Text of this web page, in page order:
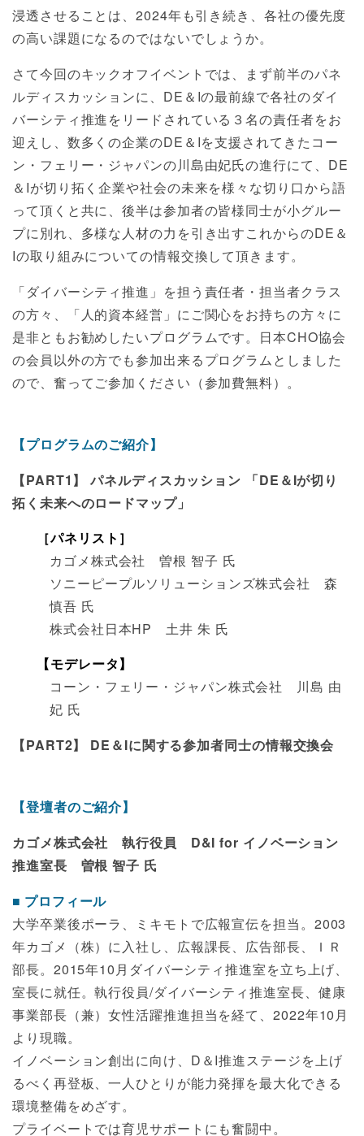
浸透させることは、2024年も引き続き、各社の優先度
の高い課題になるのではないでしょうか。
さて今回のキックオフイベントでは、まず前半のパネ
ルディスカッションに、DE＆Iの最前線で各社のダイ
バーシティ推進をリードされている３名の責任者をお
迎えし、数多くの企業のDE＆Iを支援されてきたコー
ン・フェリー・ジャパンの川島由妃氏の進行にて、DE
＆Iが切り拓く企業や社会の未来を様々な切り口から語
って頂くと共に、後半は参加者の皆様同士が小グルー
プに別れ、多様な人材の力を引き出すこれからのDE＆
Iの取り組みについての情報交換して頂きます。
「ダイバーシティ推進」を担う責任者・担当者クラス
の方々、「人的資本経営」にご関心をお持ちの方々に
是非ともお勧めしたいプログラムです。日本CHO協会
の会員以外の方でも参加出来るプログラムとしました
ので、奮ってご参加ください（参加費無料）。
【プログラムのご紹介】
【PART1】 パネルディスカッション 「DE＆Iが切り
拓く未来へのロードマップ」
［パネリスト］
カゴメ株式会社 曽根 智子 氏
ソニーピープルソリューションズ株式会社 森
慎吾 氏
株式会社日本HP 土井 朱 氏
【モデレータ】
コーン・フェリー・ジャパン株式会社 川島 由
妃 氏
【PART2】 DE＆Iに関する参加者同士の情報交換会
【登壇者のご紹介】
カゴメ株式会社 執行役員 D&I for イノベーション
推進室長 曽根 智子 氏
プロフィール
大学卒業後ポーラ、ミキモトで広報宣伝を担当。2003
年カゴメ（株）に入社し、広報課長、広告部長、ＩＲ
部長。2015年10月ダイバーシティ推進室を立ち上げ、
室長に就任。執行役員/ダイバーシティ推進室長、健康
事業部長（兼）女性活躍推進担当を経て、2022年10月
より現職。
イノベーション創出に向け、D＆I推進ステージを上げ
るべく再登板、一人ひとりが能力発揮を最大化できる
環境整備をめざす。
プライベートでは育児サポートにも奮闘中。